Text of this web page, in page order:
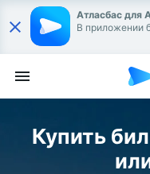
Атласбас для
В приложении
Купить